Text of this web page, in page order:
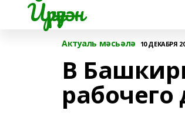
Йүрүҙән
Актуаль мәсьәлә 10 ДЕКАБРЯ
В
рабочего